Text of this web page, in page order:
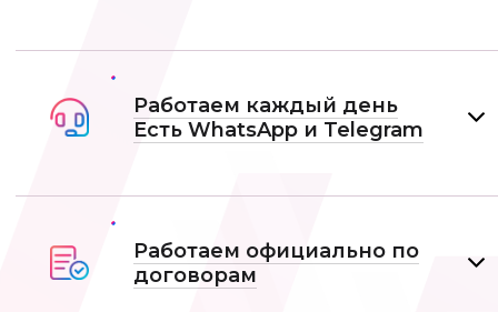
Работаем каждый день
Есть WhatsApp и Telеgram
Работаем официально по
договорам